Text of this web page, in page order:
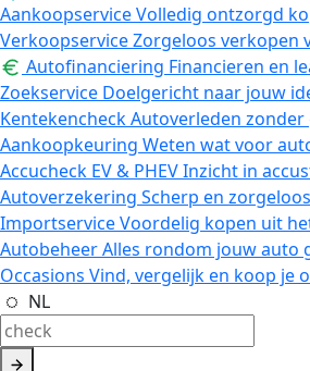
AankoopserviceVolledig ontzorgd
VerkoopserviceZorgeloos verkopen
Autofinanciering Financieren en
Zoekservice Doelgericht naar jouw
KentekencheckAutoverleden zonder
Aankoopkeuring Weten wat voor
Accucheck EV & PHEVInzicht in
Autoverzekering Scherp en
ImportserviceVoordelig kopen uit
AutobeheerAlles rondom jouw auto
Occasions Vind, vergelijk en koop je
NL